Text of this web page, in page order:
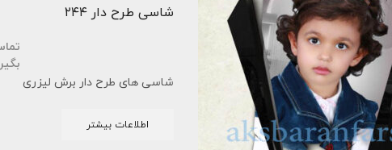
شاسی طرح دار ۲۴۴
شاسی های طرح دار برش لیزری
اطلاعات بیشتر